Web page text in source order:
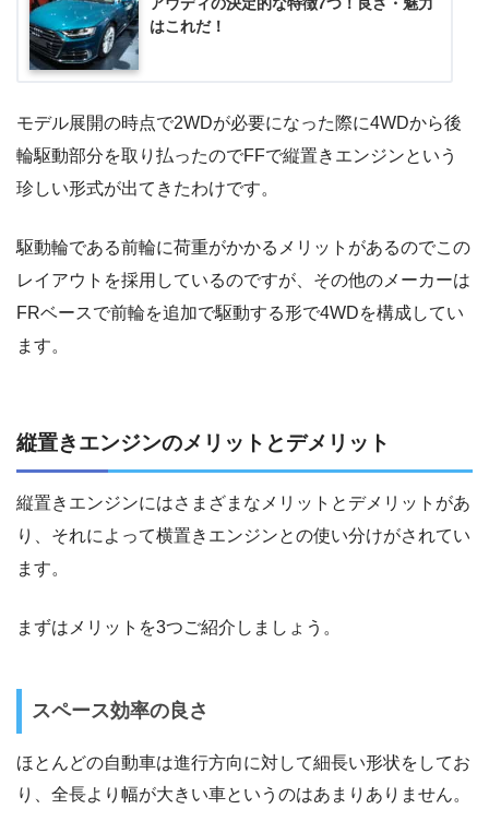
アウディの決定的な特徴7つ！良さ・魅力
はこれだ！
モデル展開の時点で2WDが必要になった際に4WDから後
輪駆動部分を取り払ったのでFFで縦置きエンジンという
珍しい形式が出てきたわけです。
駆動輪である前輪に荷重がかかるメリットがあるのでこの
レイアウトを採用しているのですが、その他のメーカーは
FRベースで前輪を追加で駆動する形で4WDを構成してい
ます。
縦置きエンジンのメリットとデメリット
縦置きエンジンにはさまざまなメリットとデメリットがあ
り、それによって横置きエンジンとの使い分けがされてい
ます。
まずはメリットを3つご紹介しましょう。
スペース効率の良さ
ほとんどの自動車は進行方向に対して細長い形状をしてお
り、全長より幅が大きい車というのはあまりありません。